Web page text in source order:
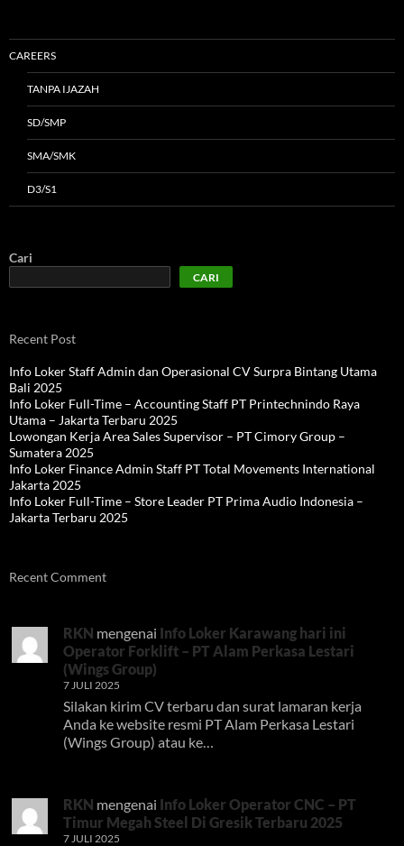
CAREERS
TANPA IJAZAH
SD/SMP
SMA/SMK
D3/S1
Cari
CARI
Recent Post
Info Loker Staff Admin dan Operasional CV Surpra Bintang Utama
Bali 2025
Info Loker Full-Time – Accounting Staff PT Printechnindo Raya
Utama – Jakarta Terbaru 2025
Lowongan Kerja Area Sales Supervisor – PT Cimory Group –
Sumatera 2025
Info Loker Finance Admin Staff PT Total Movements International
Jakarta 2025
Info Loker Full-Time – Store Leader PT Prima Audio Indonesia –
Jakarta Terbaru 2025
Recent Comment
RKN mengenai Info Loker Karawang hari ini
Operator Forklift – PT Alam Perkasa Lestari
(Wings Group)
7 JULI 2025
Silakan kirim CV terbaru dan surat lamaran kerja
Anda ke website resmi PT Alam Perkasa Lestari
(Wings Group) atau ke…
RKN mengenai Info Loker Operator CNC – PT
Timur Megah Steel Di Gresik Terbaru 2025
7 JULI 2025